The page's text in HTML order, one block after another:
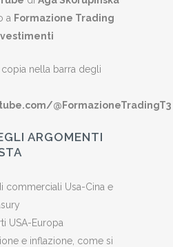
a Formazione Trading
copia nella barra degli
@FormazioneTradingT3
ARGOMENTI
commerciali Usa-Cina e
USA-Europa
e inflazione, come si